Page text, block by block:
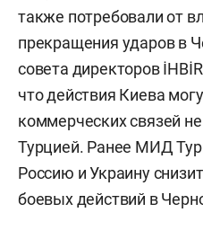
также потребовали от
прекращения ударов в
совета директоров İHBİR
что действия Киева
коммерческих связей
Турцией. Ранее МИД
Россию и Украину
боевых действий в